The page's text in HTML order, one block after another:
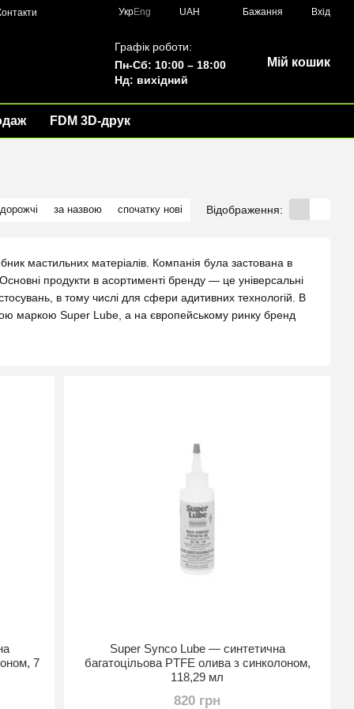
УкрEng UAH Бажання Вхід
Графік роботи:
Пн-Сб: 10:00 – 18:00
Нд: вихідний
Мій кошик
FDM 3D-друк
за назвою спочатку нові Відображення:
мастильних матеріалів. Компанія була застована в
продукти в асортименті бренду — це універсальні
в тому числі для сфери адитивних технологій. В
маркою Super Lube, а на європейському ринку бренд
7
Super Synco Lube — синтетична
багатоцільова PTFE олива з синколоном,
118,29 мл
820 грн